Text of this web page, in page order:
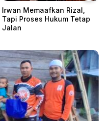
Irwan Memaafkan Rizal,
Tapi Proses Hukum Tetap
Jalan